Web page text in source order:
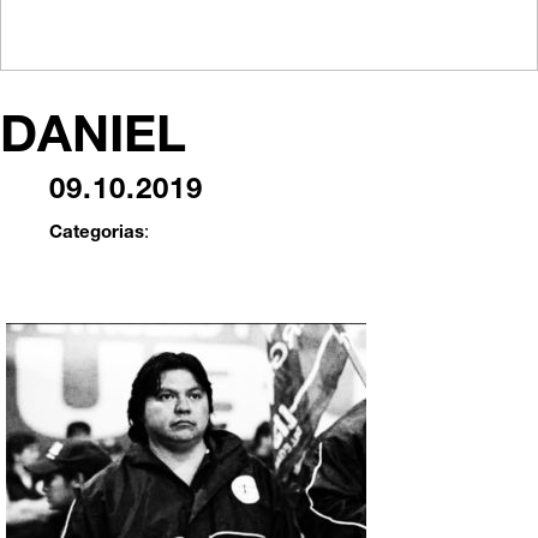
DANIEL
09.10.2019
Categorias: